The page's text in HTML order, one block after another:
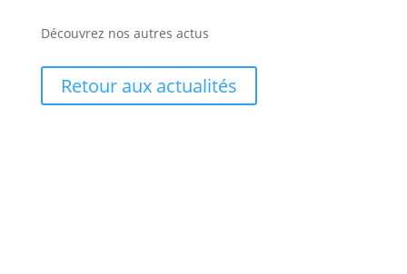
Découvrez nos autres actus
Retour aux actualités